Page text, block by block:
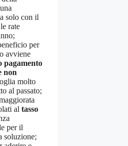
solo con il
rate
per
avviene
pagamento
non
molto
al passato;
al tasso
per il
soluzione;